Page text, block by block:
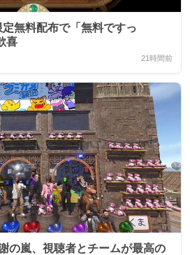
無料配布で「無料ですっ
喜
21時間前
の嵐、視聴者とチームが最高の